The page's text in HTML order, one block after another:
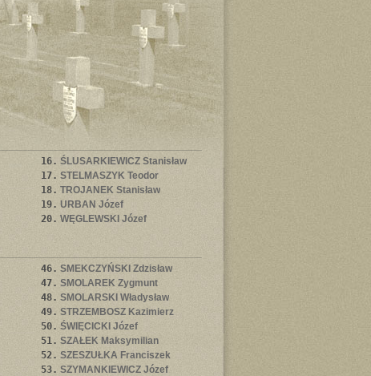
16. ŚLUSARKIEWICZ Stanisław
17. STELMASZYK Teodor
18. TROJANEK Stanisław
19. URBAN Józef
20. WĘGLEWSKI Józef
46. SMEKCZYŃSKI Zdzisław
47. SMOLAREK Zygmunt
48. SMOLARSKI Władysław
49. STRZEMBOSZ Kazimierz
50. ŚWIĘCICKI Józef
51. SZAŁEK Maksymilian
52. SZESZUŁKA Franciszek
53. SZYMANKIEWICZ Józef